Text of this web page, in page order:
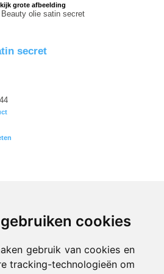
cookies
gebruik van cookies en
tracking-technologieën om
grote afbeelding
olie satin secret
secret
excl. € 8.81 incl. 21% BTW